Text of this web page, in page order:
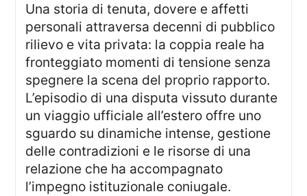
Una storia di tenuta, dovere e affetti
personali attraversa decenni di pubblico
rilievo e vita privata: la coppia reale ha
fronteggiato momenti di tensione senza
spegnere la scena del proprio rapporto.
L’episodio di una disputa vissuto durante
un viaggio ufficiale all’estero offre uno
sguardo su dinamiche intense, gestione
delle contradizioni e le risorse di una
relazione che ha accompagnato
l’impegno istituzionale coniugale.